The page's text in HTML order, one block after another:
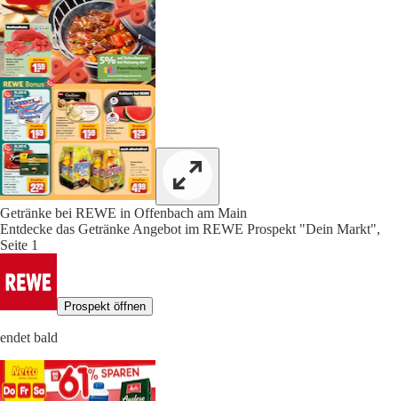
Getränke bei REWE in Offenbach am Main
Entdecke das Getränke Angebot im REWE Prospekt "Dein Markt",
Seite 1
Prospekt öffnen
endet bald